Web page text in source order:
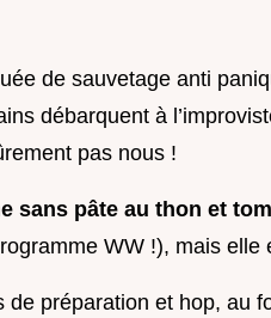
de sauvetage anti
débarquent à
pas nous !
sans pâte au thon et
WW !), mais
de préparation et hop, au